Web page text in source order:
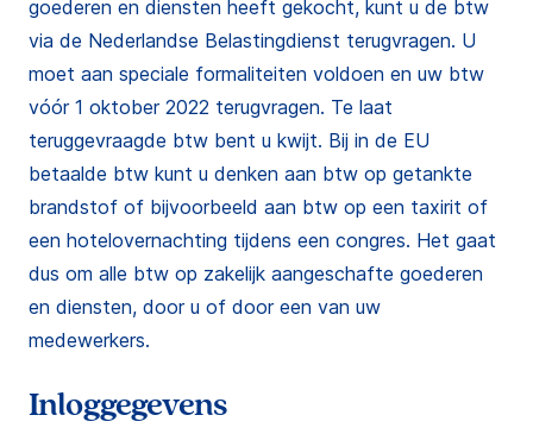
goederen en diensten heeft gekocht, kunt u de btw
via de Nederlandse Belastingdienst terugvragen. U
moet aan speciale formaliteiten voldoen en uw btw
vóór 1 oktober 2022 terugvragen. Te laat
teruggevraagde btw bent u kwijt. Bij in de EU
betaalde btw kunt u denken aan btw op getankte
brandstof of bijvoorbeeld aan btw op een taxirit of
een hotelovernachting tijdens een congres. Het gaat
dus om alle btw op zakelijk aangeschafte goederen
en diensten, door u of door een van uw
medewerkers.
Inloggegevens